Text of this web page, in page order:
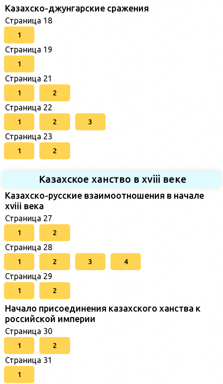
Казахско-джунгарские сражения
Страница 18
1
Страница 19
1
Страница 21
1 2
Страница 22
1 2 3
Страница 23
1 2
Казахское ханство в хviii веке
Казахско-русские взаимоотношения в начале
xviii века
Страница 27
1 2
Страница 28
1 2 3 4
Страница 29
1 2
Начало присоединения казахского ханства к
российской империи
Страница 30
1 2
Страница 31
1